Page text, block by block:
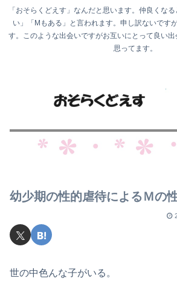
「おそらくどえす」なんだと思います。仲良くな
い」「Mもある」と言われます。申し訳ないです
す。このような出会いですがお互いにとって良い
思ってます。
幼少期の性的虐待によるＭの
世の中色んな子がいる。